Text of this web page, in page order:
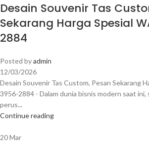
Desain Souvenir Tas
Sekarang Harga Spesial
2884
Posted byadmin
12/03/2026
Desain Souvenir Tas Custom, Pesan Sekarang
3956-2884 - Dalam dunia bisnis modern saat
perus...
Continue reading
20Mar